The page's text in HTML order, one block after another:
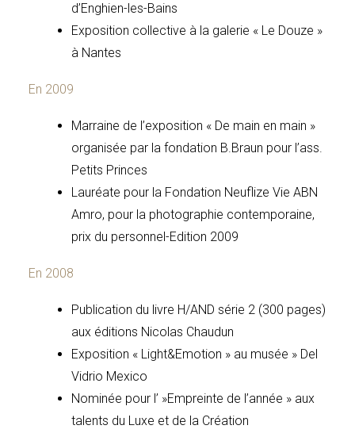
d’Enghien-les-Bains
Exposition collective à la galerie « Le Douze »
à Nantes
En 2009
Marraine de l’exposition « De main en main »
organisée par la fondation B.Braun pour l’ass.
Petits Princes
Lauréate pour la Fondation Neuflize Vie ABN
Amro, pour la photographie contemporaine,
prix du personnel-Edition 2009
En 2008
Publication du livre H/AND série 2 (300 pages)
aux éditions Nicolas Chaudun
Exposition « Light&Emotion » au musée » Del
Vidrio Mexico
Nominée pour l’ »Empreinte de l’année » aux
talents du Luxe et de la Création